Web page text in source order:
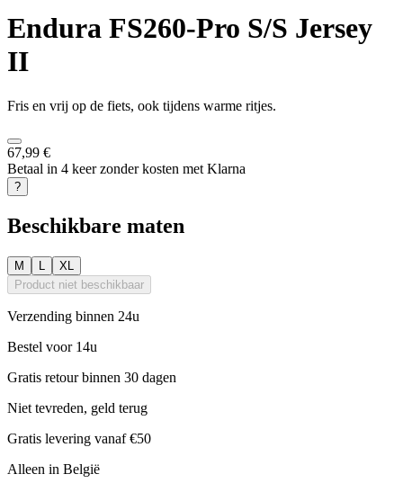
Endura FS260-Pro S/S Jersey
II
Fris en vrij op de fiets, ook tijdens warme ritjes.
67,99 €
Betaal in 4 keer zonder kosten met Klarna
?
Beschikbare maten
M L
XL
Product niet beschikbaar
Verzending binnen 24u
Bestel voor 14u
Gratis retour binnen 30 dagen
Niet tevreden, geld terug
Gratis levering vanaf €50
Alleen in België